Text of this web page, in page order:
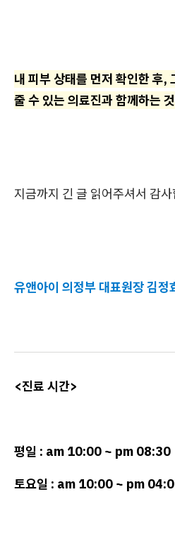
내 피부 상태를 먼저 확인한 후,
줄 수 있는 의료진과 함께하는
지금까지 긴 글 읽어주셔서 감
유앤아이 의정부 대표원장 김
<진료 시간>
평일 : am 10:00 ~ pm 08:30
토요일 : am 10:00 ~ pm